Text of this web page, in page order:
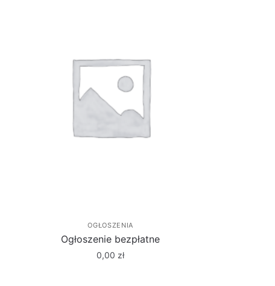
OGŁOSZENIA
Ogłoszenie bezpłatne
0,00 zł